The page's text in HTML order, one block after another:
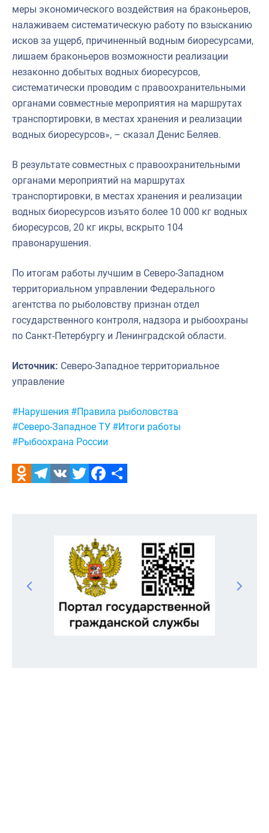
меры экономического воздействия на браконьеров,
налаживаем систематическую работу по взысканию
исков за ущерб, причиненный водным биоресурсами,
лишаем браконьеров возможности реализации
незаконно добытых водных биоресурсов,
систематически проводим с правоохранительными
органами совместные мероприятия на маршрутах
транспортировки, в местах хранения и реализации
водных биоресурсов», – сказал Денис Беляев.
В результате совместных с правоохранительными
органами мероприятий на маршрутах
транспортировки, в местах хранения и реализации
водных биоресурсов изъято более 10 000 кг водных
биоресурсов, 20 кг икры, вскрыто 104
правонарушения.
По итогам работы лучшим в Северо-Западном
территориальном управлении Федерального
агентства по рыболовству признан отдел
государственного контроля, надзора и рыбоохраны
по Санкт-Петербургу и Ленинградской области.
Источник: Северо-Западное территориальное
управление
Метки:
#Нарушения #Правила рыболовства
#Северо-Западное ТУ #Итоги работы
#Рыбоохрана России